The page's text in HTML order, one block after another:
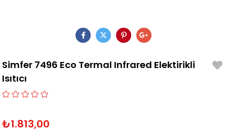
Simfer 7496 Eco Termal Infrared Elektirikli
Isıtıcı
₺1.813,00